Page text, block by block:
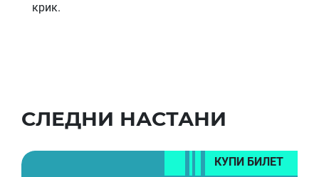
крик.
СЛЕДНИ НАСТАНИ
КУПИ БИЛЕТ